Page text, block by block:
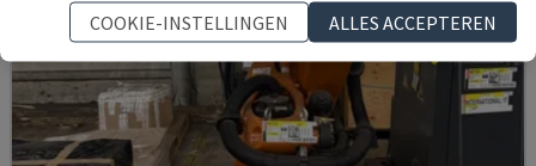
COOKIE-INSTELLINGEN
ALLES ACCEPTEREN